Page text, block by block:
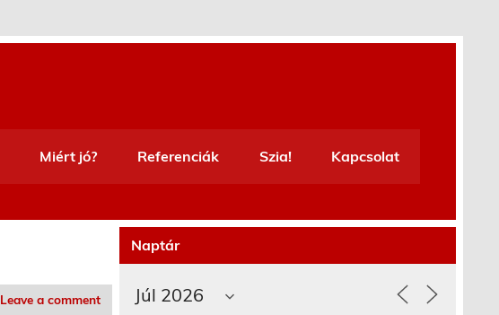
Miért jó? Referenciák Szia! Kapcsolat
Leave a comment
Naptár